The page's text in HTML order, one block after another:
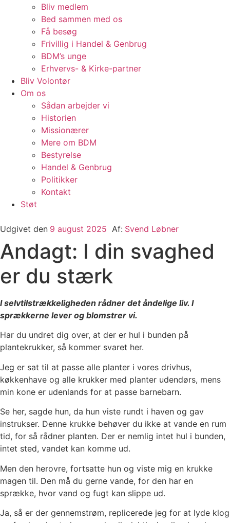
Bliv medlem
Bed sammen med os
Få besøg
Frivillig i Handel & Genbrug
BDM’s unge
Erhvervs- & Kirke-partner
Bliv Volontør
Om os
Sådan arbejder vi
Historien
Missionærer
Mere om BDM
Bestyrelse
Handel & Genbrug
Politikker
Kontakt
Støt
Udgivet den 9 august 2025 Af: Svend Løbner
Andagt: I din svaghed
er du stærk
I selvtilstrækkeligheden rådner det åndelige liv. I
sprækkerne lever og blomstrer vi.
Har du undret dig over, at der er hul i bunden på
plantekrukker, så kommer svaret her.
Jeg er sat til at passe alle planter i vores drivhus,
køkkenhave og alle krukker med planter udendørs, mens
min kone er udenlands for at passe barnebarn.
Se her, sagde hun, da hun viste rundt i haven og gav
instrukser. Denne krukke behøver du ikke at vande en rum
tid, for så rådner planten. Der er nemlig intet hul i bunden,
intet sted, vandet kan komme ud.
Men den herovre, fortsatte hun og viste mig en krukke
magen til. Den må du gerne vande, for den har en
sprække, hvor vand og fugt kan slippe ud.
Ja, så er der gennemstrøm, replicerede jeg for at lyde klog